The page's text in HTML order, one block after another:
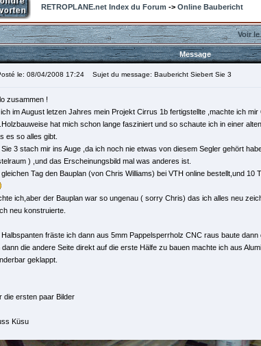
RETROPLANE.net Index du Forum -> Online Baubericht
Voir
Message
le: 08/04/2008 17:24 Sujet du message: Baubericht Siebert Sie 3
zusammen !
im August letzen Jahres mein Projekt Cirrus 1b fertigstellte ,machte ich
hat mich schon lange fasziniert und so schaute ich in einer
es so alles gibt.
Sie 3 stach mir ins Auge ,da ich noch nie etwas von diesem Segler gehört
) ,und das Erscheinungsbild mal was anderes ist.
gleichen Tag den Bauplan (von Chris Williams) bei VTH online bestellt,und 10
ich,aber der Bauplan war so ungenau ( sorry Chris) das ich alles neu
neu konstruierte.
Halbspanten fräste ich dann aus 5mm Pappelsperrholz CNC raus baute dann
dann die andere Seite direkt auf die erste Hälfe zu bauen machte ich aus
geklappt.
die ersten paar Bilder
Küsu